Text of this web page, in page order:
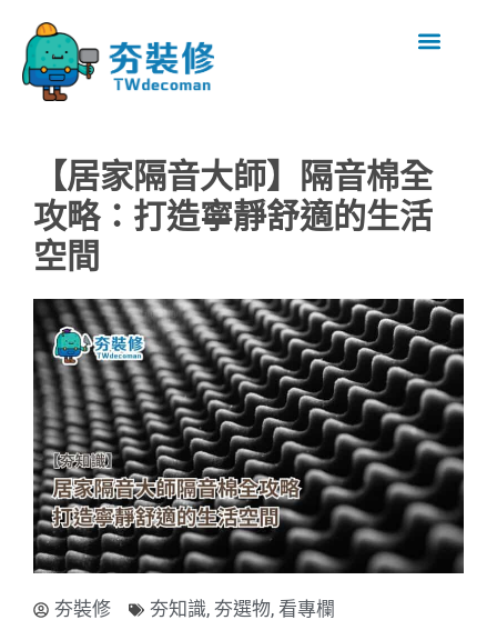
【居家隔音大師】隔音棉全
攻略：打造寧靜舒適的生活
空間
夯裝修 夯知識, 夯選物, 看專欄